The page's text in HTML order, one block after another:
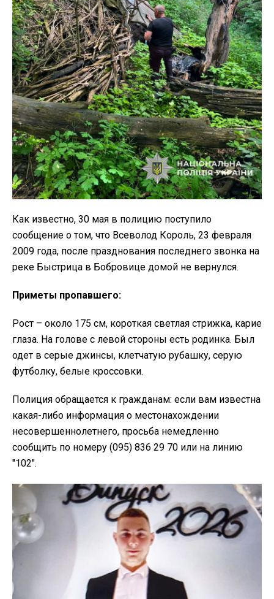
Как известно, 30 мая в полицию поступило
сообщение о том, что Всеволод Король, 23 февраля
2009 года, после празднования последнего звонка на
реке Быстрица в Бобровице домой не вернулся.
Приметы пропавшего:
Рост – около 175 см, короткая светлая стрижка, карие
глаза. На голове с левой стороны есть родинка. Был
одет в серые джинсы, клетчатую рубашку, серую
футболку, белые кроссовки.
Полиция обращается к гражданам: если вам известна
какая-либо информация о местонахождении
несовершеннолетнего, просьба немедленно
сообщить по номеру (095) 836 29 70 или на линию
"102".